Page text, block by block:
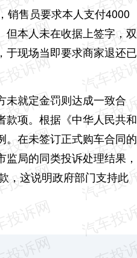
销售员要求本人支付4000
但本人未在收据上签字，双
于现场当即要求商家退还已
未就定金罚则达成一致合
款项。根据《中华人民共和
。在未签订正式购车合同的
局的同类投诉处理结果，
，这说明政府部门支持此